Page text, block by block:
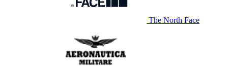
The North Face